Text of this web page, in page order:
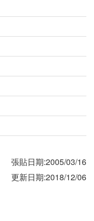
張貼日期:2005/03/16
更新日期:2018/12/06